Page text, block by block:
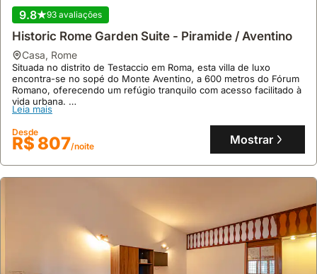
9.8 93 avaliações
Historic Rome Garden Suite - Piramide / Aventino
casa, Rome
Situada no distrito de Testaccio em Roma, esta villa de luxo
encontra-se no sopé do Monte Aventino, a 600 metros do Fórum
Romano, oferecendo um refúgio tranquilo com acesso facilitado à
vida urbana.
Esta propriedade recém-construída, com capacidade para 4
pessoas, dispõe de 2 quartos elegantes com casas de banho
privativas, ar condicionado, internet e um jardim exclusivo com
esculturas da era romana, proporcionando uma experiência de
Leia mais
Desde
R$ 807/noite Mostrar